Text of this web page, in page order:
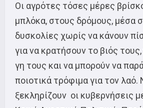
Οι αγρότες τόσες μέρες
μπλόκα, στους δρόμους, μέσα
δυσκολίες χωρίς να κάνουν
για να κρατήσουν το βιός
γη τους και να μπορούν να
ποιοτικά τρόφιμα για τον λαό.
ξεκληρίζουν οι κυβερνήσεις